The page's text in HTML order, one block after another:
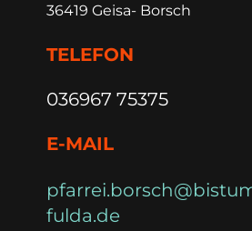
36419 Geisa- Borsch
TELEFON
036967 75375
E-MAIL
fulda.de